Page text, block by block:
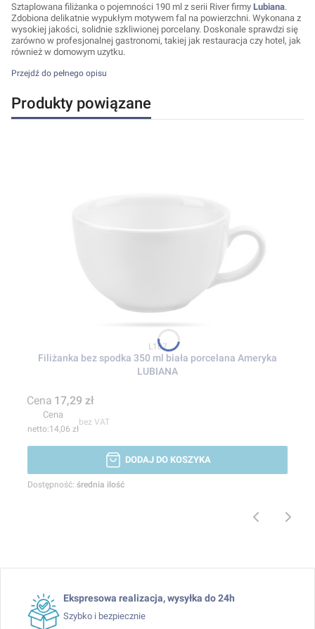
Sztaplowana filiżanka o pojemności 190 ml z serii River firmy Lubiana.
Zdobiona delikatnie wypukłym motywem fal na powierzchni. Wykonana z
wysokiej jakości, solidnie szkliwionej porcelany. Doskonale sprawdzi się
zarówno w profesjonalnej gastronomi, takiej jak restauracja czy hotel, jak
również w domowym uzytku.
Przejdź do pełnego opisu
Produkty powiązane
Kod produktu
L107
Filiżanka bez spodka 350 ml biała porcelana Ameryka
LUBIANA
Cena 17,29 zł
Cena
14,06 zł
bez VAT
DODAJ DO KOSZYKA
Dostępność: średnia ilość
Ekspresowa realizacja, wysyłka do 24h
Szybko i bezpiecznie